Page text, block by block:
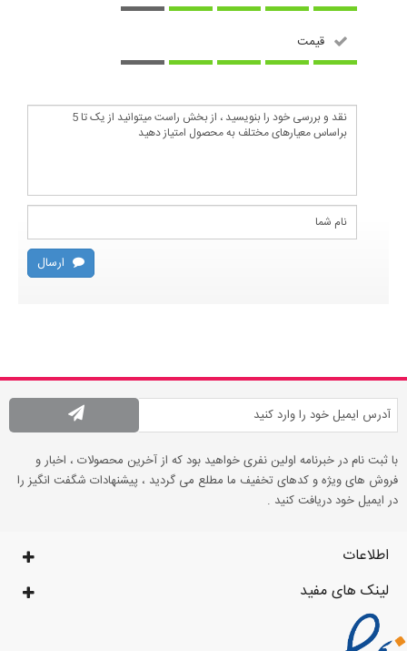
قیمت
ارسال
با ثبت نام در خبرنامه اولین نفری خواهید بود که از آخرین محصولات ، اخبار و
فروش های ویژه و کدهای تخفیف ما مطلع می گردید ، پیشنهادات شگفت انگیز را
در ایمیل خود دریافت کنید .
اطلاعات
لینک های مفید